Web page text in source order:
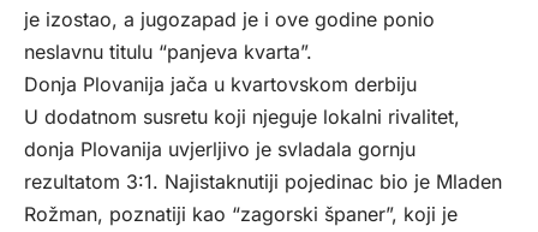
je izostao, a jugozapad je i ove godine ponio
neslavnu titulu “panjeva kvarta”.
Donja Plovanija jača u kvartovskom derbiju
U dodatnom susretu koji njeguje lokalni rivalitet,
donja Plovanija uvjerljivo je svladala gornju
rezultatom 3:1. Najistaknutiji pojedinac bio je Mladen
Rožman, poznatiji kao “zagorski španer”, koji je